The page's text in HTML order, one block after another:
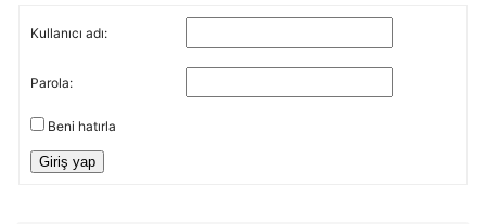
Kullanıcı adı:
Parola:
Beni hatırla
Giriş yap